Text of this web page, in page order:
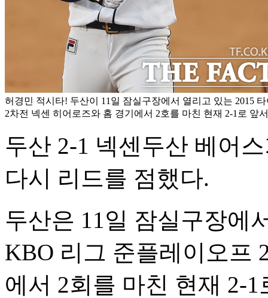
허경민 적시타! 두산이 11일 잠실구장에서 열리고 있는 2015
2차전 넥센 히어로즈와 홈 경기에서 2호를 마친 현재 2-1로 앞
두산 2-1 넥센두산 베어
다시 리드를 점했다.
두산은 11일 잠실구장에
KBO 리그 준플레이오프
에서 2회를 마친 현재 2-